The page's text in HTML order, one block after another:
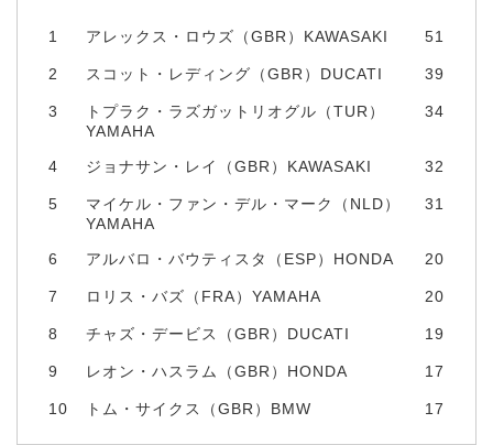
1 アレックス・ロウズ（GBR）KAWASAKI 51
2 スコット・レディング（GBR）DUCATI 39
3
トプラク・ラズガットリオグル（TUR）
YAMAHA
34
4 ジョナサン・レイ（GBR）KAWASAKI 32
5
マイケル・ファン・デル・マーク（NLD）
YAMAHA
31
6 アルバロ・バウティスタ（ESP）HONDA 20
7 ロリス・バズ（FRA）YAMAHA 20
8 チャズ・デービス（GBR）DUCATI 19
9 レオン・ハスラム（GBR）HONDA 17
10 トム・サイクス（GBR）BMW 17